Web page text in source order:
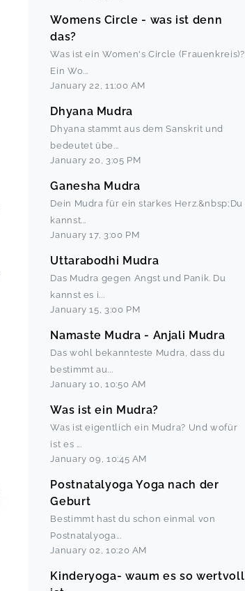
Womens Circle - was ist denn
das?
Was ist ein Women's Circle (Frauenkreis)?
Ein Wo...
January 22 ,11:00 AM
Dhyana Mudra
Dhyana stammt aus dem Sanskrit und
bedeutet übe...
January 20, 3:05 PM
Ganesha Mudra
Dein Mudra für ein starkes Herz.&nbsp;Du
kannst...
January 17, 3:00 PM
Uttarabodhi Mudra
Das Mudra gegen Angst und Panik. Du
kannst es i...
January 15, 3:00 PM
Namaste Mudra - Anjali Mudra
Das wohl bekannteste Mudra, dass du
bestimmt au...
January 10,10:50 AM
Was ist ein Mudra?
Was ist eigentlich ein Mudra? Und wofür
ist es ...
January 09 ,10:45 AM
Postnatalyoga Yoga nach der
Geburt
Bestimmt hast du schon einmal von
Postnatalyoga...
January 02 ,10:20 AM
Kinderyoga- waum es so wertvoll